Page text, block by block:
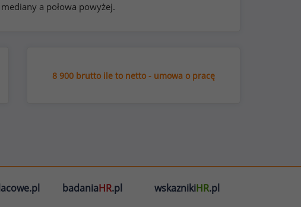
a połowa powyżej.
8 900 brutto ile to netto - umowa o pracę
badaniaHR.pl wskaznikiHR.pl